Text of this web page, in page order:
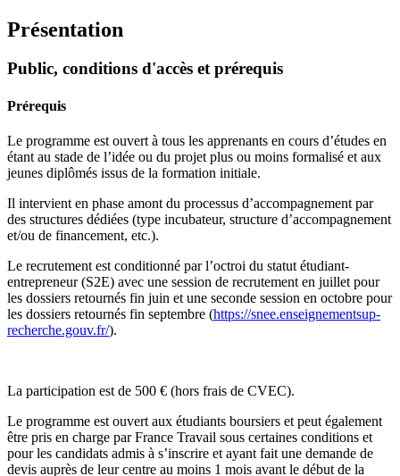
Présentation
Public, conditions d'accès et prérequis
Prérequis
Le programme est ouvert à tous les apprenants en cours d’études en
étant au stade de l’idée ou du projet plus ou moins formalisé et aux
jeunes diplômés issus de la formation initiale.
Il intervient en phase amont du processus d’accompagnement par
des structures dédiées (type incubateur, structure d’accompagnement
et/ou de financement, etc.).
Le recrutement est conditionné par l’octroi du statut étudiant-
entrepreneur (S2E) avec une session de recrutement en juillet pour
les dossiers retournés fin juin et une seconde session en octobre pour
les dossiers retournés fin septembre (https://snee.enseignementsup-
recherche.gouv.fr/).
La participation est de 500 € (hors frais de CVEC).
Le programme est ouvert aux étudiants boursiers et peut également
être pris en charge par France Travail sous certaines conditions et
pour les candidats admis à s’inscrire et ayant fait une demande de
devis auprès de leur centre au moins 1 mois avant le début de la